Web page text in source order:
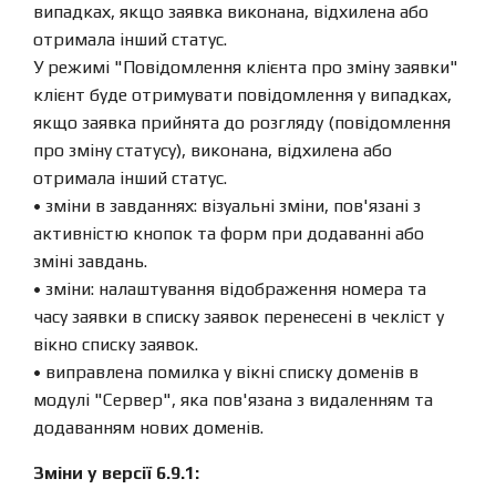
випадках, якщо заявка виконана, відхилена або
отримала інший статус.
У режимі "Повідомлення клієнта про зміну заявки"
клієнт буде отримувати повідомлення у випадках,
якщо заявка прийнята до розгляду (повідомлення
про зміну статусу), виконана, відхилена або
отримала інший статус.
• зміни в завданнях: візуальні зміни, пов'язані з
активністю кнопок та форм при додаванні або
зміні завдань.
• зміни: налаштування відображення номера та
часу заявки в списку заявок перенесені в чекліст у
вікно списку заявок.
• виправлена ​​помилка у вікні списку доменів в
модулі "Сервер", яка пов'язана з видаленням та
додаванням нових доменів.
Зміни у версії 6.9.1: